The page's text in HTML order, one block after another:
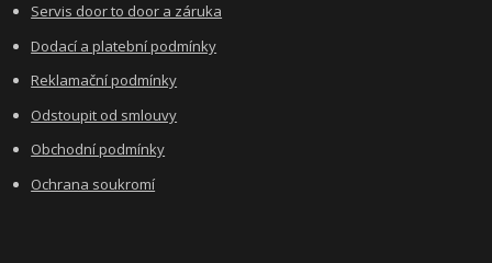
Servis door to door a záruka
Dodací a platební podmínky
Reklamační podmínky
Odstoupit od smlouvy
Obchodní podmínky
Ochrana soukromí